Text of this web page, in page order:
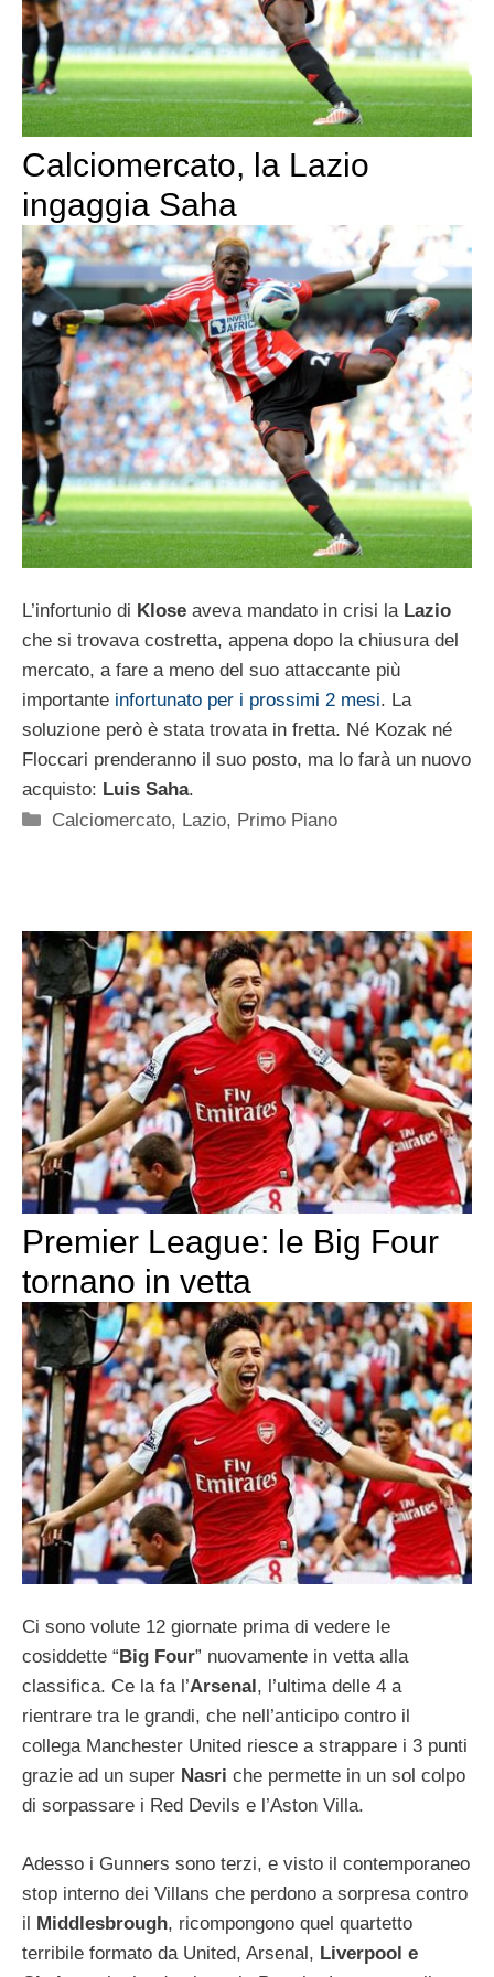
Calciomercato, la Lazio
ingaggia Saha
L’infortunio di Klose aveva mandato in crisi la Lazio
che si trovava costretta, appena dopo la chiusura del
mercato, a fare a meno del suo attaccante più
importante infortunato per i prossimi 2 mesi. La
soluzione però è stata trovata in fretta. Né Kozak né
Floccari prenderanno il suo posto, ma lo farà un nuovo
acquisto: Luis Saha.
Categorie
Calciomercato, Lazio, Primo Piano
Premier League: le Big Four
tornano in vetta
Ci sono volute 12 giornate prima di vedere le
cosiddette “Big Four” nuovamente in vetta alla
classifica. Ce la fa l’Arsenal, l’ultima delle 4 a
rientrare tra le grandi, che nell’anticipo contro il
collega Manchester United riesce a strappare i 3 punti
grazie ad un super Nasri che permette in un sol colpo
di sorpassare i Red Devils e l’Aston Villa.
Adesso i Gunners sono terzi, e visto il contemporaneo
stop interno dei Villans che perdono a sorpresa contro
il Middlesbrough, ricompongono quel quartetto
terribile formato da United, Arsenal, Liverpool e